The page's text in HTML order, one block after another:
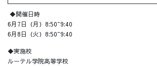
◆開催日時
6月7日（月）8:50~9:40
6月8日（火）8:50~9:40
◆実施校
ルーテル学院高等学校